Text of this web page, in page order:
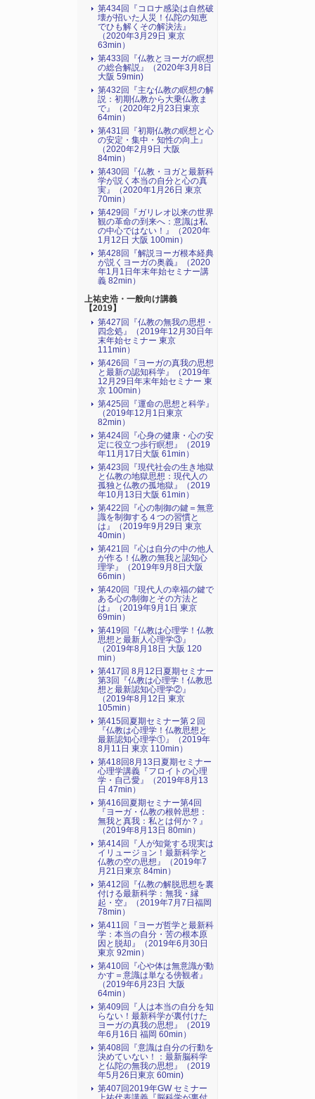
第434回『コロナ感染は自然破
壊が招いた人災！仏陀の知恵
でひも解くその解決法』
（2020年3月29日 東京
63min）
第433回『仏教とヨーガの瞑想
の総合解説』（2020年3月8日
大阪 59min)
第432回『主な仏教の瞑想の解
説：初期仏教から大乗仏教ま
で』（2020年2月23日東京
64min）
第431回『初期仏教の瞑想と心
の安定・集中・知性の向上』
（2020年2月9日 大阪
84min）
第430回『仏教・ヨガと最新科
学が説く本当の自分と心の真
実』（2020年1月26日 東京
70min）
第429回『ガリレオ以来の世界
観の革命の到来へ：意識は私
の中心ではない！』（2020年
1月12日 大阪 100min）
第428回『解説ヨーガ根本経典
が説くヨーガの奥義』（2020
年1月1日年末年始セミナー講
義 82min）
上祐史浩・一般向け講義
【2019】
第427回『仏教の無我の思想・
四念処』（2019年12月30日年
末年始セミナー 東京
111min）
第426回『ヨーガの真我の思想
と最新の認知科学』（2019年
12月29日年末年始セミナー 東
京 100min）
第425回『運命の思想と科学』
（2019年12月1日東京
82min）
第424回『心身の健康・心の安
定に役立つ歩行瞑想』（2019
年11月17日大阪 61min）
第423回『現代社会の生き地獄
と仏教の地獄思想：現代人の
孤独と仏教の孤地獄』（2019
年10月13日大阪 61min）
第422回『心の制御の鍵＝無意
識を制御する４つの習慣と
は』（2019年9月29日 東京
40min）
第421回『心は自分の中の他人
が作る！仏教の無我と認知心
理学』（2019年9月8日大阪
66min）
第420回『現代人の幸福の鍵で
ある心の制御とその方法と
は』（2019年9月1日 東京
69min）
第419回『仏教は心理学！仏教
思想と最新人心理学③』
（2019年8月18日 大阪 120
min）
第417回 8月12日夏期セミナー
第3回『仏教は心理学！仏教思
想と最新認知心理学②』
（2019年8月12日 東京
105min）
第415回夏期セミナー第２回
『仏教は心理学！仏教思想と
最新認知心理学①』（2019年
8月11日 東京 110min）
第418回8月13日夏期セミナー
心理学講義『フロイトの心理
学・自己愛』（2019年8月13
日 47min）
第416回夏期セミナー第4回
『ヨーガ・仏教の根幹思想：
無我と真我：私とは何か？』
（2019年8月13日 80min）
第414回『人が知覚する現実は
イリュージョン！最新科学と
仏教の空の思想』（2019年7
月21日東京 84min）
第412回『仏教の解脱思想を裏
付ける最新科学：無我・縁
起・空』（2019年7月7日福岡
78min）
第411回『ヨーガ哲学と最新科
学：本当の自分・苦の根本原
因と脱却』（2019年6月30日
東京 92min）
第410回『心や体は無意識が動
かす＝意識は単なる傍観者』
（2019年6月23日 大阪
64min）
第409回『人は本当の自分を知
らない！最新科学が裏付けた
ヨーガの真我の思想』（2019
年6月16日 福岡 60min）
第408回『意識は自分の行動を
決めていない！：最新脳科学
と仏陀の無我の思想』（2019
年5月26日東京 60min)
第407回2019年GW セミナー